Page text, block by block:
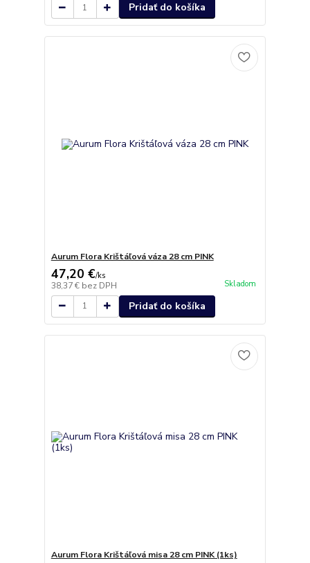
Pridať do košíka
Aurum Flora Krištáľová váza 28 cm PINK
47,20 €/ks
38,37 € bez DPH Skladom
Pridať do košíka
Aurum Flora Krištáľová misa 28 cm PINK (1ks)